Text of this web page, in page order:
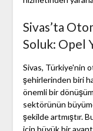
Sivas’ta
Soluk: Opel
Sivas, Türkiye'nin
şehirlerinden biri
önemli bir
sektörünün
şekilde artmıştır.